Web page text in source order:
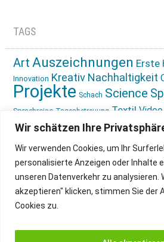
Wir schätzen Ihre
Wir verwenden Cookies, um Ihr
personalisierte Anzeigen oder Inhalte
unseren Datenverkehr zu analysieren.
akzeptieren" klicken, stimmen Sie der
Cookies zu.
TAGS
Art Auszeichnungen Erste
Innovation Kreativ Nachhaltigkeit
Projekte Schach Science
Sprachreise Tagesbetreuung Textil Video
gestalten Ökologie
IMPRESSUM